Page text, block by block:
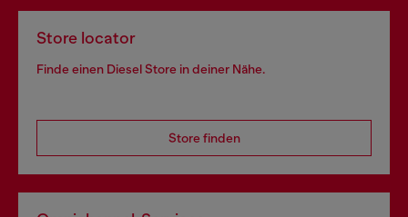
Store locator
Finde einen Diesel Store in deiner Nähe.
Store finden